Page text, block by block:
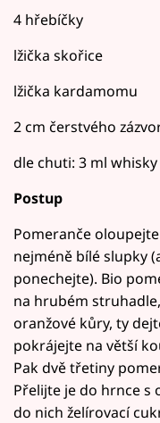
4 hřebíčky
lžička skořice
lžička kardamomu
2 cm čerstvého
dle chuti: 3 ml whisky
Postup
Pomeranče
nejméně bílé slupky
ponechejte). Bio
na hrubém
oranžové kůry, ty
pokrájejte na větší
Pak dvě třetiny
Přelijte je do hrnce s
do nich želírovací